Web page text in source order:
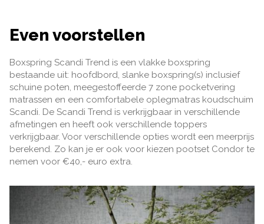
Even voorstellen
Boxspring Scandi Trend is een vlakke boxspring
bestaande uit: hoofdbord, slanke boxspring(s) inclusief
schuine poten, meegestoffeerde 7 zone pocketvering
matrassen en een comfortabele oplegmatras koudschuim
Scandi. De Scandi Trend is verkrijgbaar in verschillende
afmetingen en heeft ook verschillende toppers
verkrijgbaar. Voor verschillende opties wordt een meerprijs
berekend. Zo kan je er ook voor kiezen pootset Condor te
nemen voor €40,- euro extra.